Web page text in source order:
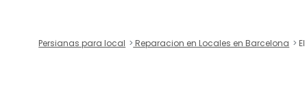
Persianas para local Reparacion en Locales en Barcelona